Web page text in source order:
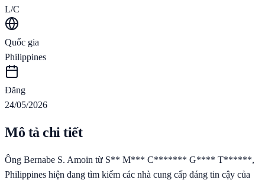
L/C
Quốc gia
Philippines
Đăng
24/05/2026
Mô tả chi tiết
Ông Bernabe S. Amoin từ S** M*** C******* G**** T******,
Philippines hiện đang tìm kiếm các nhà cung cấp đáng tin cậy của